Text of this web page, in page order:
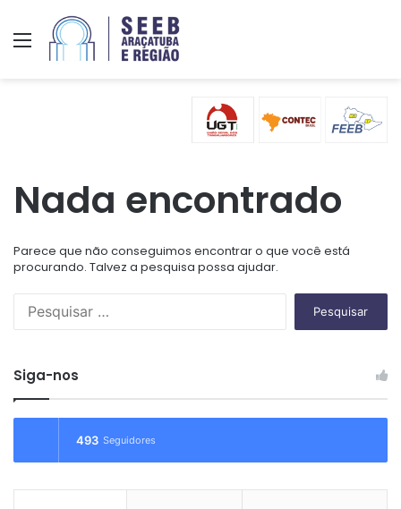
Menu
Nada encontrado
Parece que não conseguimos encontrar o que você está
procurando. Talvez a pesquisa possa ajudar.
i
s
o
Siga-nos
493 Seguidores